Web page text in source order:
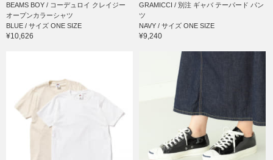
BEAMS BOY / コーデュロイ クレイジー
オープンカラーシャツ
BLUE / サイズ ONE SIZE
¥10,626
GRAMICCI / 別注 ギャバ テーパード パン
ツ
NAVY / サイズ ONE SIZE
¥9,240